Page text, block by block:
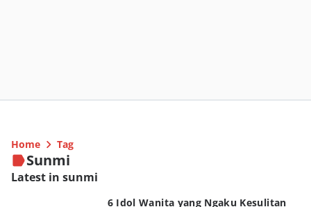
Home Tag
Sunmi
Latest in sunmi
6 Idol Wanita yang Ngaku Kesulitan